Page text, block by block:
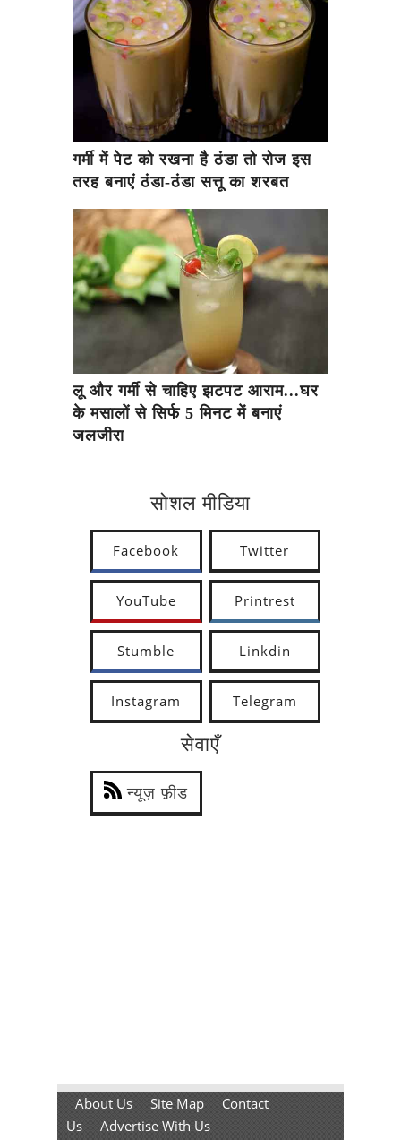
गर्मी में पेट को रखना है ठंडा तो रोज इस
तरह बनाएं ठंडा-ठंडा सत्तू का शरबत
लू और गर्मी से चाहिए झटपट आराम...घर
के मसालों से सिर्फ 5 मिनट में बनाएं
जलजीरा
सोशल मीडिया
Facebook Twitter
YouTube Printrest
Stumble Linkdin
Instagram Telegram
सेवाएँ
न्यूज़ फ़ीड
About Us Site Map
Contact
Us
Advertise With Us